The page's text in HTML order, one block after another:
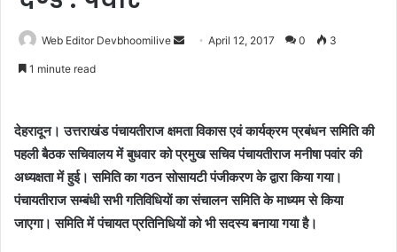
Web Editor Devbhoomilive
SendApril 12, 2017 0 3
1 minute read
देहरादून। उत्तराखंड पंचायतीराज क्षमता विकास एवं कार्यक्रम प्रबंधन समिति की
पहली बैठक सचिवालय में बुधवार को प्रमुख सचिव पंचायतीराज मनीषा पवांर की
अध्यक्षता में हुई। समिति का गठन सोसायटी पंजीकरण के द्वारा किया गया।
पंचायतीराज सम्बंधी सभी गतिविधियों का संचालन समिति के माध्यम से किया
जाएगा। समिति में पंचायत प्रतिनिधियों को भी सदस्य बनाया गया है।